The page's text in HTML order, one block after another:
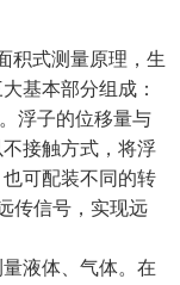
积式测量原理，生
基本部分组成：
浮子的位移量与
接触方式，将浮
可配装不同的转
传信号，实现远
液体、气体。在